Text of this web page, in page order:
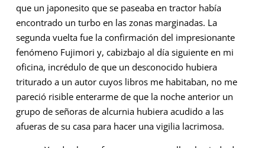
que un japonesito que se paseaba en tractor había
encontrado un turbo en las zonas marginadas. La
segunda vuelta fue la confirmación del impresionante
fenómeno Fujimori y, cabizbajo al día siguiente en mi
oficina, incrédulo de que un desconocido hubiera
triturado a un autor cuyos libros me habitaban, no me
pareció risible enterarme de que la noche anterior un
grupo de señoras de alcurnia hubiera acudido a las
afueras de su casa para hacer una vigilia lacrimosa.